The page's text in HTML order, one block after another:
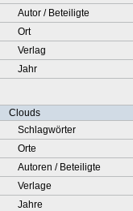
Autor / Beteiligte
Ort
Verlag
Jahr
Clouds
Schlagwörter
Orte
Autoren / Beteiligte
Verlage
Jahre